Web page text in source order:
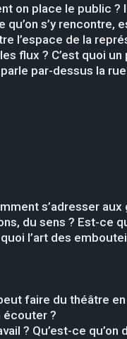
on place le public ?
s’y rencontre,
l’espace de la
flux ? C’est quoi
par-dessus la
s’adresser
du sens ? Est-ce
l’art des
faire du théâtre
écouter ?
? Qu’est-ce qu’on